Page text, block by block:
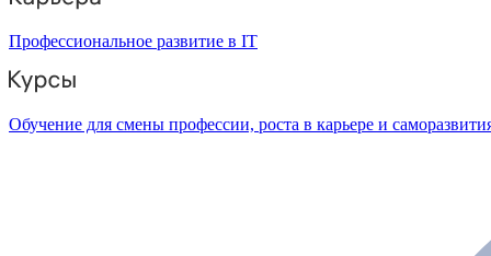
Профессиональное развитие в IT
Обучение для смены профессии, роста в карьере и